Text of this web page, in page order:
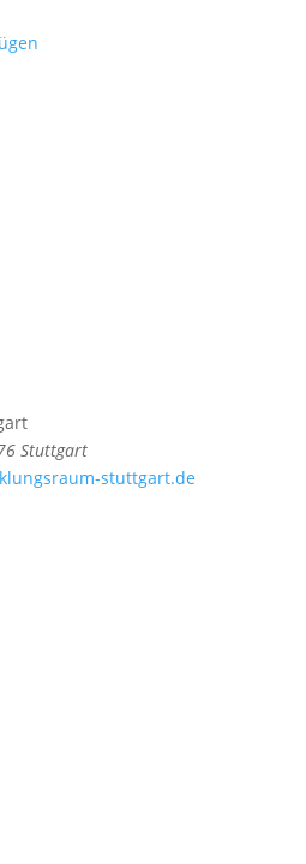
Stuttgart
stuttgart.de